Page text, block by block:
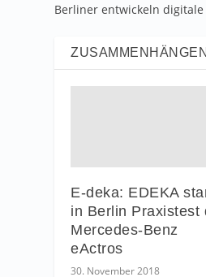
Berliner entwickeln
E-deka: EDEKA
in Berlin Praxistest
Mercedes-Benz
eActros
30. November 2018